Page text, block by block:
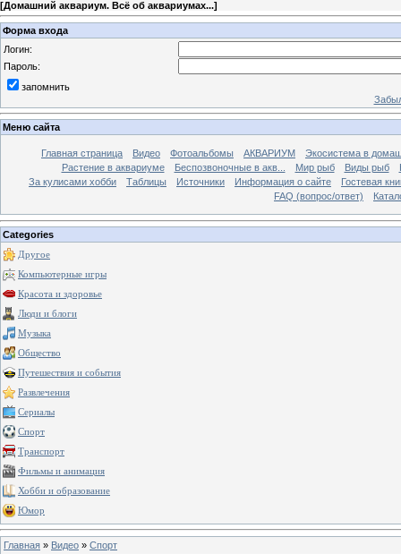
[Домашний аквариум. Всё об аквариумах...]
Форма входа
Логин:
Пароль:
запомнить
Меню сайта
Главная страница Видео Фотоальбомы АКВАРИУМ
Экосистема в
Растение в аквариуме
Беспозвоночные в акв... Мир рыб Виды рыб
За кулисами хобби
Таблицы Источники Информация о сайте
Гостевая
FAQ (вопрос/ответ)
Categories
Другое
Компьютерные игры
Красота и здоровье
Люди и блоги
Музыка
Общество
Путешествия и события
Развлечения
Сериалы
Спорт
Транспорт
Фильмы и анимация
Хобби и образование
Юмор
Главная » Видео » Спорт